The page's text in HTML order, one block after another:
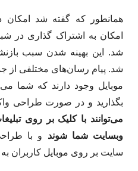
همانطور که گفته شد امکان
امکان به اشتراک گذاری در
شد. این بهینه شدن سبب
شد. پیام رسان‌های مختلفی از
موبایل وجود دارند که شما
بگذارید و در صورت طراحی
می‌توانند با کلیک بر روی
وبسایت شما شوند و با
سایت بر روی موبایل کاربران